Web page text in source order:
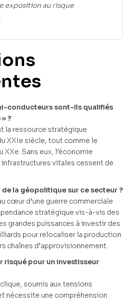
exposition au risque
conducteurs sont-ils qualifiés
?
la ressource stratégique
XXIe siècle, tout comme le
XXe. Sans eux, l’économie
vitales cessent de
de la géopolitique sur ce secteur ?
cœur d’une guerre commerciale
stratégique vis-à-vis des
grandes puissances à investir des
pour relocaliser la production
chaînes d’approvisionnement.
risqué pour un investisseur
soumis aux tensions
nécessite une compréhension